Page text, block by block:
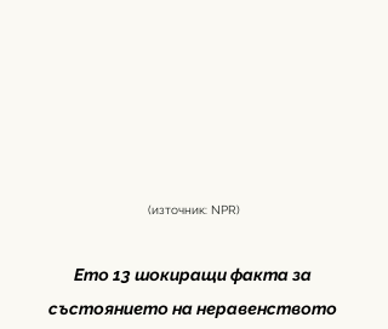
(източник: NPR)
Ето 13 шокиращи факта за
състоянието на неравенството